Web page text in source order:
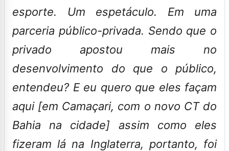
esporte. Um espetáculo. Em uma
parceria público-privada. Sendo que o
privado apostou mais no
desenvolvimento do que o público,
entendeu? E eu quero que eles façam
aqui [em Camaçari, com o novo CT do
Bahia na cidade] assim como eles
fizeram lá na Inglaterra, portanto, foi